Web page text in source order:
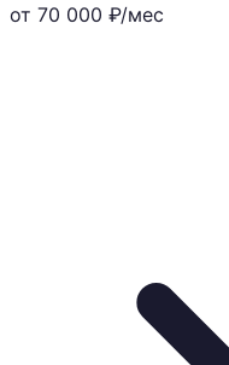
от 70 000 ₽/мес